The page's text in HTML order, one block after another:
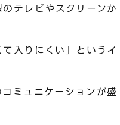
テレビやスクリーンか
入りにくい」というイ
ミュニケーションが盛